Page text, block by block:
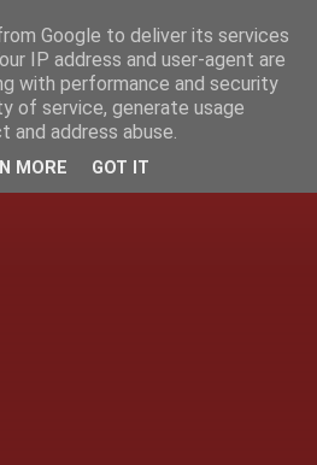
Google to deliver its services
IP address and user-agent are
with performance and security
of service, generate usage
address abuse.
MORE GOT IT